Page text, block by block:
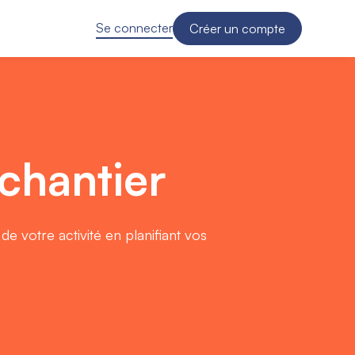
Se connecter Créer un compte
votre activité en planifiant vos